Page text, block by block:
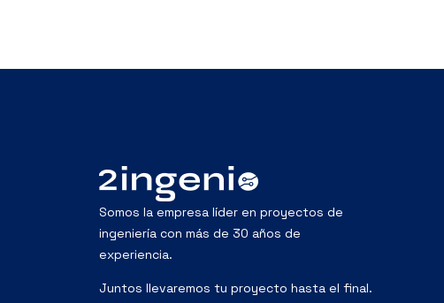
Somos la empresa líder en proyectos de
ingeniería con más de 30 años de
experiencia.
Juntos llevaremos tu proyecto hasta el final.